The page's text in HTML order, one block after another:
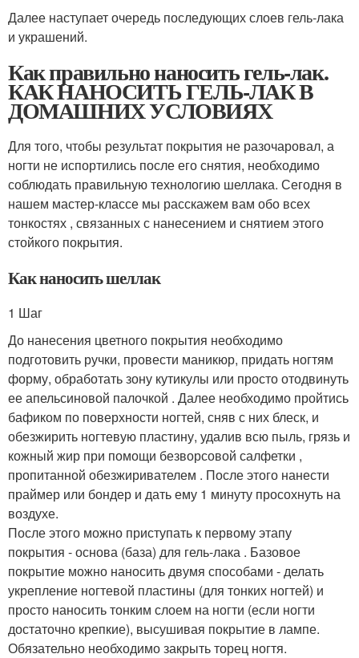
Далее наступает очередь последующих слоев гель-лака
и украшений.
Как правильно наносить гель-лак.
КАК НАНОСИТЬ ГЕЛЬ-ЛАК В
ДОМАШНИХ УСЛОВИЯХ
Для того, чтобы результат покрытия не разочаровал, а
ногти не испортились после его снятия, необходимо
соблюдать правильную технологию шеллака. Сегодня в
нашем мастер-классе мы расскажем вам обо всех
тонкостях , связанных с нанесением и снятием этого
стойкого покрытия.
Как наносить шеллак
1 Шаг
До нанесения цветного покрытия необходимо
подготовить ручки, провести маникюр, придать ногтям
форму, обработать зону кутикулы или просто отодвинуть
ее апельсиновой палочкой . Далее необходимо пройтись
бафиком по поверхности ногтей, сняв с них блеск, и
обезжирить ногтевую пластину, удалив всю пыль, грязь и
кожный жир при помощи безворсовой салфетки ,
пропитанной обезжиривателем . После этого нанести
праймер или бондер и дать ему 1 минуту просохнуть на
воздухе.
После этого можно приступать к первому этапу
покрытия - основа (база) для гель-лака . Базовое
покрытие можно наносить двумя способами - делать
укрепление ногтевой пластины (для тонких ногтей) и
просто наносить тонким слоем на ногти (если ногти
достаточно крепкие), высушивая покрытие в лампе.
Обязательно необходимо закрыть торец ногтя.